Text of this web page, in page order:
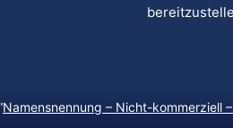
Namensnennung – Nicht-kommerziell